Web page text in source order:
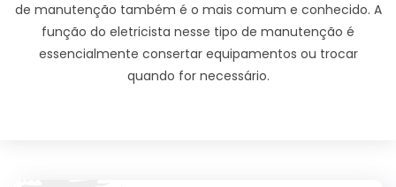
de manutenção também é o mais comum e conhecido. A
função do eletricista nesse tipo de manutenção é
essencialmente consertar equipamentos ou trocar
quando for necessário.